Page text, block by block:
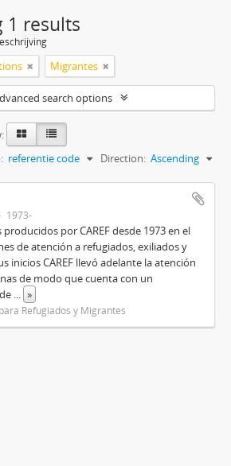
1 results
Migrantes
search options
referentie code Direction: Ascending
1973-
por CAREF desde 1973 en el
de atención a refugiados, exiliados y
inicios CAREF llevó adelante la atención
de modo que cuenta con un
... »
Refugiados y Migrantes